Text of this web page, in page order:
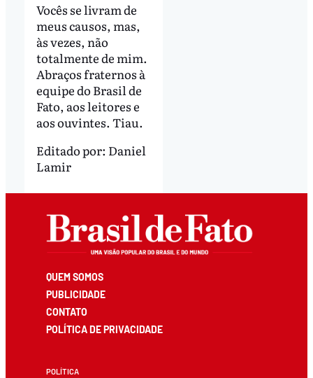
Vocês se livram de
meus causos, mas,
às vezes, não
totalmente de mim.
Abraços fraternos à
equipe do Brasil de
Fato, aos leitores e
aos ouvintes. Tiau.
Editado por: Daniel
Lamir
QUEM SOMOS
PUBLICIDADE
CONTATO
POLÍTICA DE PRIVACIDADE
POLÍTICA